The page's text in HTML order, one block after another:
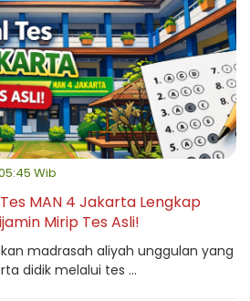
Wib
MAN 4 Jakarta Lengkap
Mirip Tes Asli!
madrasah aliyah unggulan yang
didik melalui tes ...